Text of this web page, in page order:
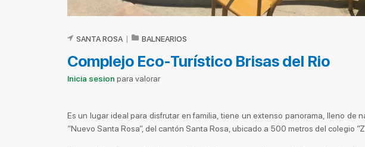
SANTA ROSA BALNEARIOS
Complejo Eco-Turístico Brisas del Rio
Inicia sesion para valorar
Es un lugar ideal para disfrutar en familia, tiene un extenso panorama, lleno de
“Nuevo Santa Rosa”, del cantón Santa Rosa, ubicado a 500 metros del colegio